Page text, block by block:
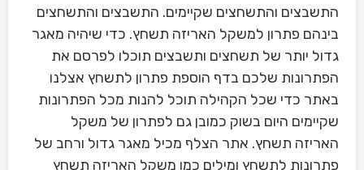
התשבצים והתשחצים שקיימים. התשבצים והתשחצים
בינהם פתרון למשקל האריזה תשחץ. כדי שיהיה מאגר
גדול יותר של תשחצים ותשבצים תוכלו לפרסם את
הפתרונות שלכם בדף הוספת פתרון לתשחץ אצלנו
באתר כדי שכל הקהילה תוכל להנות מכל הפתרונות
שקיימים היום בשוק כמובן גם לפתרון של משקל
האריזה תשחץ. אתר הצלף מכיל מאגר גדול ורחב של
פתרונות לתשחץ ומילים כמו משקל האריזה תשחץ